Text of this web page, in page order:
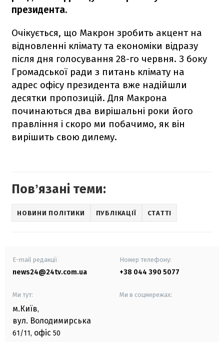
президента.
Очікується, що Макрон зробить акцент на
відновленні клімату та економіки відразу
після дня голосування 28-го червня. З боку
Громадської ради з питань клімату на
адрес офісу президента вже надійшли
десятки пропозицій. Для Макрона
починаються два вирішальні роки його
правління і скоро ми побачимо, як він
вирішить свою дилему.
Повʼязані теми:
НОВИНИ ПОЛІТИКИ ПУБЛІКАЦІЇ СТАТТІ
E-mail редакції
news24@24tv.com.ua
Номер телефону:
+38 044 390 5077
Ми тут:
м.Київ,
вул. Володимирська
61/11, офіс 50
Ми в соцмережах: